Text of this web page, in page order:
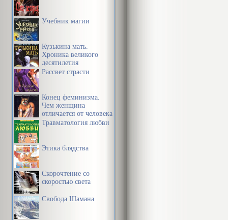
Учебник магии
Кузькина мать.
Хроника великого
десятилетия
Рассвет страсти
Конец феминизма.
Чем женщина
отличается от человека
Травматология любви
Этика блядства
Скорочтение со
скоростью света
Свобода Шамана